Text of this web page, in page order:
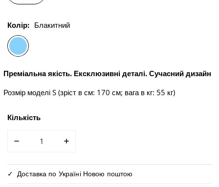
Колір: Блакитний
Преміальна якість. Ексклюзивні деталі. Сучасний дизайн
Розмір моделі S (зріст в см: 170 см; вага в кг: 55 кг)
Кількість
Доставка по Україні Новою поштою